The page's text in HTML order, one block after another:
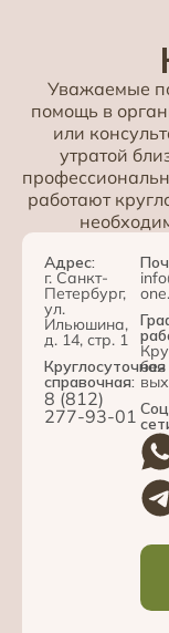
Уважаемые
помощь в
или
утратой
работают
Адрес:
г. Санкт-
Петербург,
ул.
Ильюшина,
д. 14, стр. 1
Круглосуточная
справочная:
8 (812)
277-93-01
без